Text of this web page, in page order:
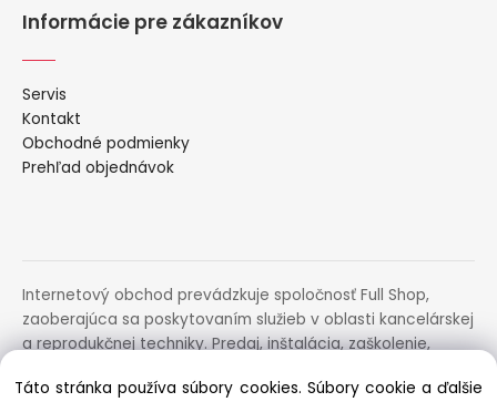
Informácie pre zákazníkov
Servis
Kontakt
Obchodné podmienky
Prehľad objednávok
Internetový obchod prevádzkuje spoločnosť Full Shop,
zaoberajúca sa poskytovaním služieb v oblasti kancelárskej
a reprodukčnej techniky. Predaj, inštalácia, zaškolenie,
zariadení.
Táto stránka používa súbory cookies. Súbory cookie a ďalšie